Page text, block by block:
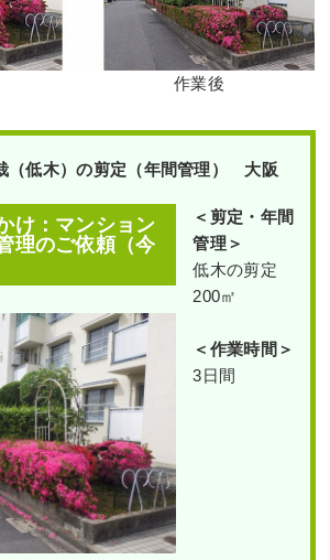
作業後
（低木）の剪定（年間管理） 大阪
け：マンション
理のご依頼（今
＜剪定・年間
管理＞
低木の剪定
200㎡
＜作業時間＞
3日間